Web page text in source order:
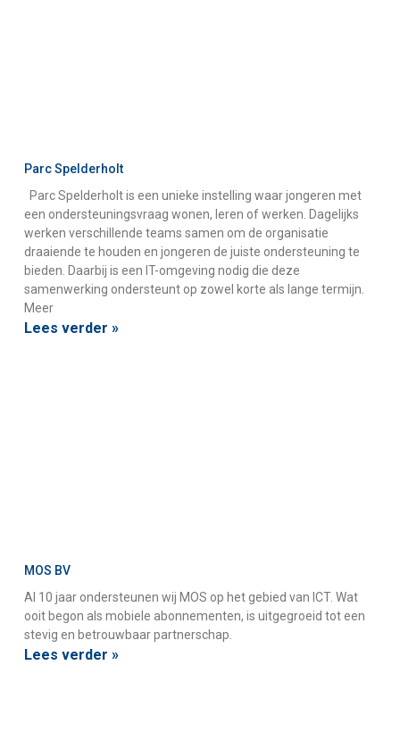
Parc Spelderholt
Parc Spelderholt is een unieke instelling waar jongeren met
een ondersteuningsvraag wonen, leren of werken. Dagelijks
werken verschillende teams samen om de organisatie
draaiende te houden en jongeren de juiste ondersteuning te
bieden. Daarbij is een IT-omgeving nodig die deze
samenwerking ondersteunt op zowel korte als lange termijn.
Meer
Lees verder »
MOS BV
Al 10 jaar ondersteunen wij MOS op het gebied van ICT. Wat
ooit begon als mobiele abonnementen, is uitgegroeid tot een
stevig en betrouwbaar partnerschap.
Lees verder »